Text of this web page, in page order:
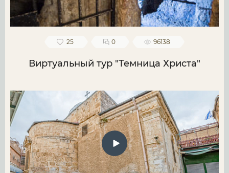
25 0 96138
Виртуальный тур "Темница Христа"